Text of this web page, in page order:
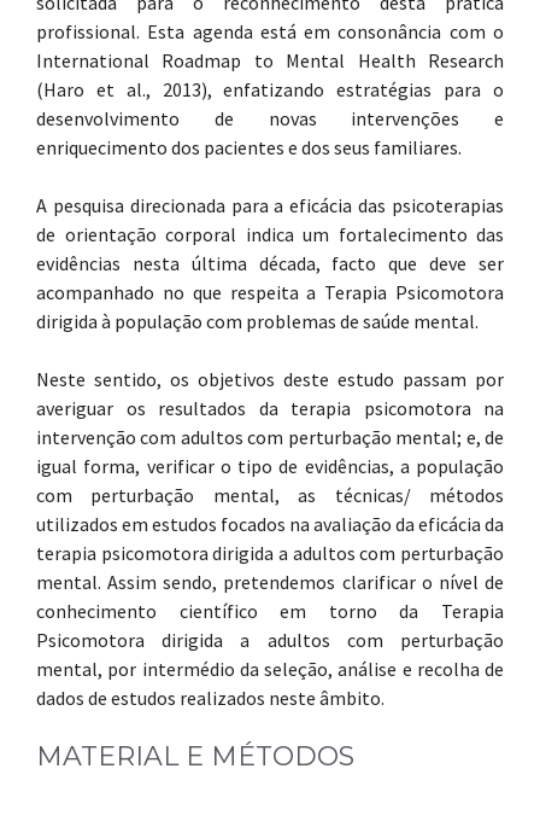
profissional. Esta agenda está em consonância com o
International Roadmap to Mental Health Research
(Haro et al., 2013), enfatizando estratégias para o
desenvolvimento de novas intervenções e
enriquecimento dos pacientes e dos seus familiares.
A pesquisa direcionada para a eficácia das psicoterapias
de orientação corporal indica um fortalecimento das
evidências nesta última década, facto que deve ser
acompanhado no que respeita a Terapia Psicomotora
dirigida à população com problemas de saúde mental.
Neste sentido, os objetivos deste estudo passam por
averiguar os resultados da terapia psicomotora na
intervenção com adultos com perturbação mental; e, de
igual forma, verificar o tipo de evidências, a população
com perturbação mental, as técnicas/ métodos
utilizados em estudos focados na avaliação da eficácia da
terapia psicomotora dirigida a adultos com perturbação
mental. Assim sendo, pretendemos clarificar o nível de
conhecimento científico em torno da Terapia
Psicomotora dirigida a adultos com perturbação
mental, por intermédio da seleção, análise e recolha de
dados de estudos realizados neste âmbito.
MATERIAL E MÉTODOS